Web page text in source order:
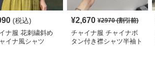
(税込)
ナ服 花刺繍斜め
イナ風シャツ
¥2,670 ¥2970(割引前)
チャイナ服 チャイナボ
タン付き襟シャツ半袖ト